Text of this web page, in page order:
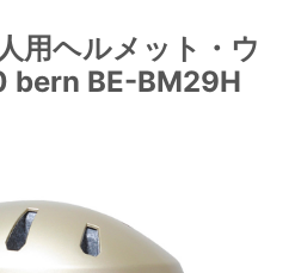
用ヘルメット・ウ
bern BE-BM29H